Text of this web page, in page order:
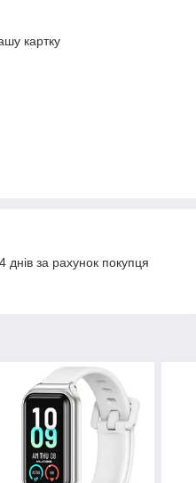
картку
за рахунок покупця